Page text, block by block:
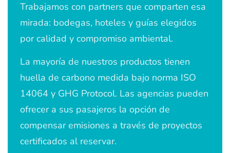
Trabajamos con partners que comparten esa
mirada: bodegas, hoteles y guías elegidos
por calidad y compromiso ambiental.
La mayoría de nuestros productos tienen
huella de carbono medida bajo norma ISO
14064 y GHG Protocol. Las agencias pueden
ofrecer a sus pasajeros la opción de
compensar emisiones a través de proyectos
certificados al reservar.